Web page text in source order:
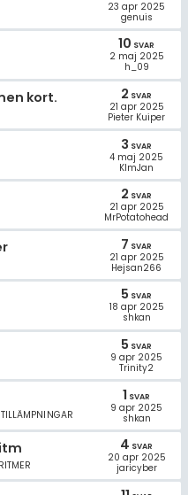
23 apr 2025
genuis
10 SVAR
2 maj 2025
h_09
kort. 2 SVAR
21 apr 2025
Pieter Kuiper
3 SVAR
4 maj 2025
KlmJan
2 SVAR
21 apr 2025
MrPotatohead
7 SVAR
21 apr 2025
Hejsan266
5 SVAR
18 apr 2025
shkan
5 SVAR
9 apr 2025
Trinity2
1 SVAR
9 apr 2025
shkan
4 SVAR
20 apr 2025
jaricyber